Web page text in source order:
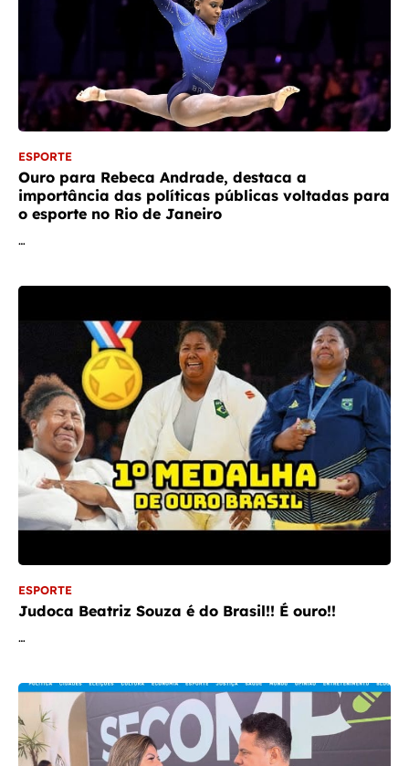
ESPORTE
Ouro para Rebeca Andrade, destaca a
importância das políticas públicas voltadas para
o esporte no Rio de Janeiro
…
ESPORTE
Judoca Beatriz Souza é do Brasil!! É ouro!!
…